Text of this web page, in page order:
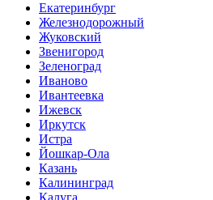
Екатеринбург
Железнодорожный
Жуковский
Звенигород
Зеленоград
Иваново
Ивантеевка
Ижевск
Иркутск
Истра
Йошкар-Ола
Казань
Калининград
Калуга